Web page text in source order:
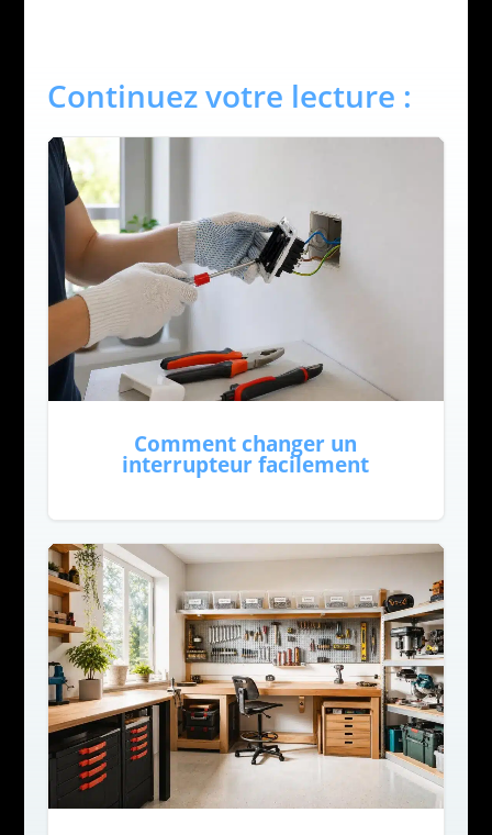
Continuez votre lecture :
Comment changer un
interrupteur facilement